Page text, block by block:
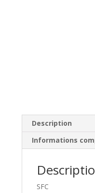
Description
Informations
SFC